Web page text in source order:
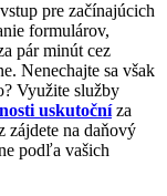
pre začínajúcich
formulárov,
pár minút cez
Nenechajte sa však
Využite služby
uskutočníza
zájdete na daňový
podľa vašich